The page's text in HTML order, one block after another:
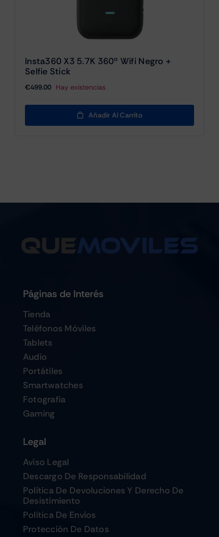
Insta360 X3 5.7K 360º Wifi Negro +
Selfie Stick
€499.00 Hay existencias
Añadir Al Carrito
Páginas de Interés
Tienda
Teléfonos Móviles
Tablets
Audio
Portátiles
Smartwatches
Fotografia
Gaming
Legal
Aviso Legal
Descargo De Responsabilidad
Política De Devoluciones Y Derecho De
Desistimiento
Política De Envios
Protección De Datos